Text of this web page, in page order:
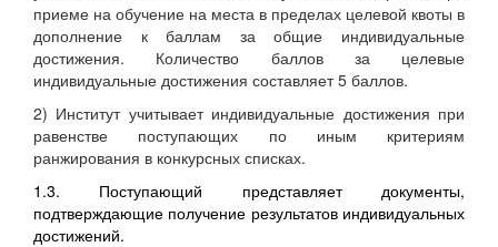
приеме на обучение на места в пределах целевой квоты в
дополнение к баллам за общие индивидуальные
достижения. Количество баллов за целевые
индивидуальные достижения составляет 5 баллов.
2) Институт учитывает индивидуальные достижения при
равенстве поступающих по иным критериям
ранжирования в конкурсных списках.
1.3. Поступающий представляет документы,
подтверждающие получение результатов индивидуальных
достижений.